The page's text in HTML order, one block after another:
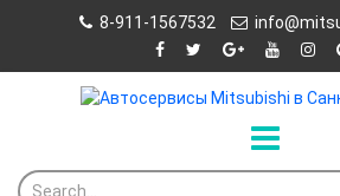
8-911-1567532